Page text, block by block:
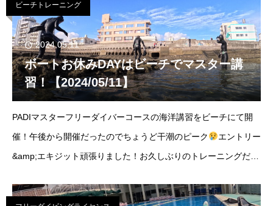
ビーチトレーニング
2024.05.11
ボートお休みDAYはビーチでマスター講
習！【2024/05/11】
PADIマスターフリーダイバーコースの海洋講習をビーチにて開
催！午後から開催だったのでちょうど干潮のピーク
エントリー
&amp;エキジット頑張りました！お久しぶりのトレーニングだっ
ースの前半が終わりました！ポイ